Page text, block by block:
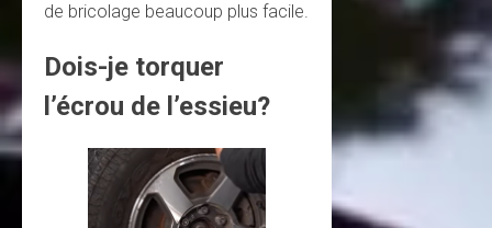
de bricolage beaucoup plus facile.
Dois-je torquer
l’écrou de l’essieu?